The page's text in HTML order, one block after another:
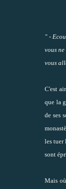
" -
vous
vous
C'est
que la
de ses
les tuer
sont
Mais